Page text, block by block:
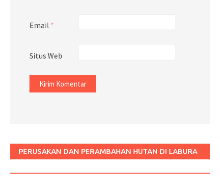
Email *
Situs Web
PERUSAKAN DAN PERAMBAHAN HUTAN DI LABURA